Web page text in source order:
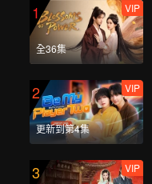
1
全36集
VIP
2
更新到第4集
VIP
3 VIP